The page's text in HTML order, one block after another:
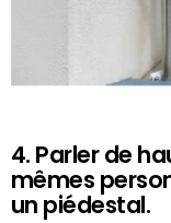
4. Parler de
mêmes
un piédestal.